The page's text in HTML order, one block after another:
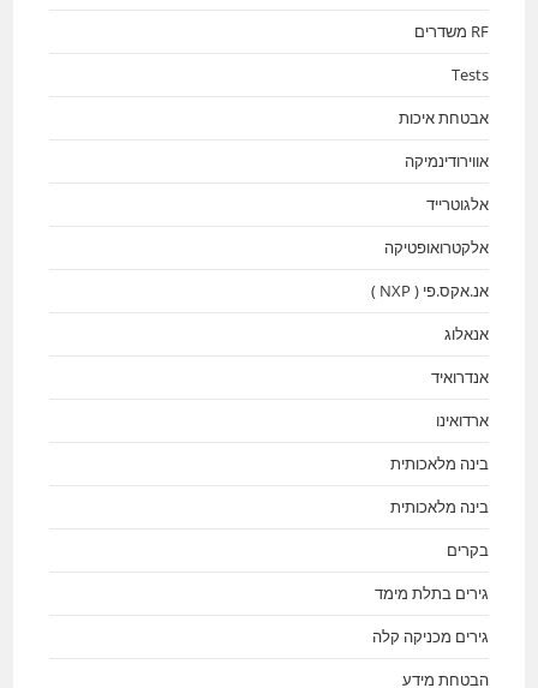
RF משדרים
Tests
אבטחת איכות
אווירודינמיקה
אלגוטרייד
אלקטרואופטיקה
אנ.אקס.פי ( NXP )
אנאלוג
אנדרואיד
ארדואינו
בינה מלאכותית
בינה מלאכותית
בקרים
גירים בתלת מימד
גירים מכניקה קלה
הבטחת מידע